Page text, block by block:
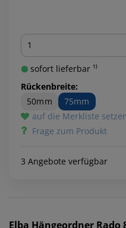
Menge
sofort lieferbar ¹⁾
Rückenbreite:
50mm
75mm
auf die Merkliste
Frage zum Produkt
3 Angebote verfügbar
Elba Hängeordner Rado